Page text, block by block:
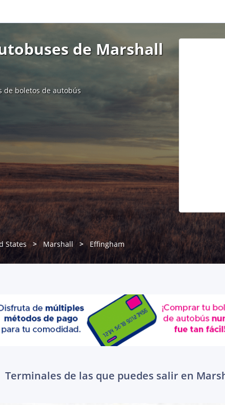
de Marshall
de boletos de autobús
States Marshall Effingham
Terminales de las que puedes salir en